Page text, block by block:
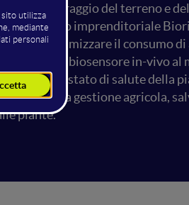
il monitoraggio del terreno e
il progetto imprenditoriale
per ottimizzare il consumo
è il primo biosensore in-vivo al
lo stato di salute della
regole della gestione agricola,
piante.